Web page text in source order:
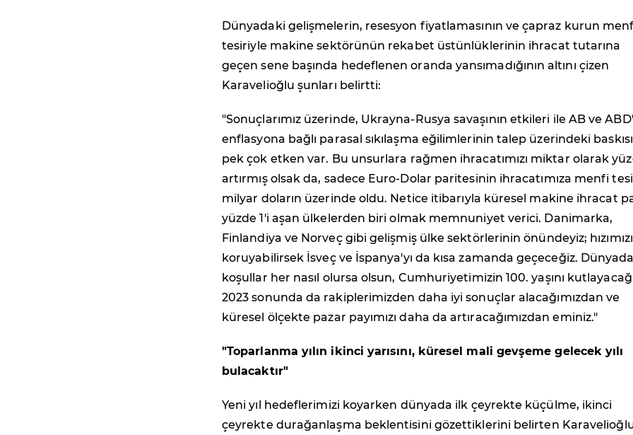
Dünyadaki gelişmelerin, resesyon fiyatlamasının ve çapraz kurun
tesiriyle makine sektörünün rekabet üstünlüklerinin ihracat tutarına
geçen sene başında hedeflenen oranda yansımadığının altını çizen
Karavelioğlu şunları belirtti:
"Sonuçlarımız üzerinde, Ukrayna-Rusya savaşının etkileri ile AB ve
enflasyona bağlı parasal sıkılaşma eğilimlerinin talep üzerindeki
pek çok etken var. Bu unsurlara rağmen ihracatımızı miktar olarak
artırmış olsak da, sadece Euro-Dolar paritesinin ihracatımıza menfi
milyar doların üzerinde oldu. Netice itibarıyla küresel makine ihracat
yüzde 1'i aşan ülkelerden biri olmak memnuniyet verici. Danimarka,
Finlandiya ve Norveç gibi gelişmiş ülke sektörlerinin önündeyiz; hızımızı
koruyabilirsek İsveç ve İspanya'yı da kısa zamanda geçeceğiz.
koşullar her nasıl olursa olsun, Cumhuriyetimizin 100. yaşını
2023 sonunda da rakiplerimizden daha iyi sonuçlar alacağımızdan ve
küresel ölçekte pazar payımızı daha da artıracağımızdan eminiz."
"Toparlanma yılın ikinci yarısını, küresel mali gevşeme gelecek yılı
bulacaktır"
Yeni yıl hedeflerimizi koyarken dünyada ilk çeyrekte küçülme, ikinci
çeyrekte durağanlaşma beklentisini gözettiklerini belirten